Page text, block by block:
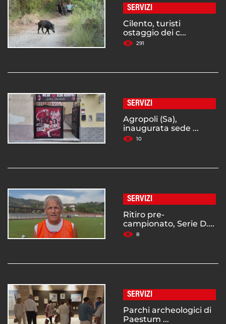
SERVIZI
Cilento, turisti
ostaggio dei c...
291
SERVIZI
Agropoli (Sa),
inaugurata sede ...
10
SERVIZI
Ritiro pre-
campionato, Serie D....
8
SERVIZI
Parchi archeologici di
Paestum ...